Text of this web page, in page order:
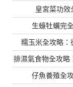
皇宮菜功效
生蠔牡蠣完
糯玉米全攻略：
排濕氣食物全攻略
仔魚養殖全